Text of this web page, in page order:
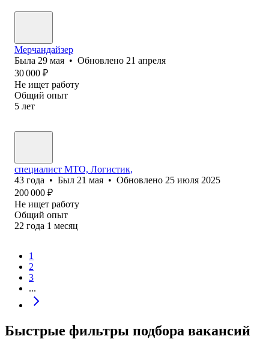
Мерчандайзер
Была 29 мая • Обновлено 21 апреля
30 000 ₽
Не ищет работу
Общий опыт
5 лет
специалист МТО, Логистик,
43 года • Был 21 мая • Обновлено 25 июля 2025
200 000 ₽
Не ищет работу
Общий опыт
22 года 1 месяц
1
2
3
...
Быстрые фильтры подбора вакансий